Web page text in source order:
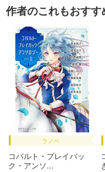
作者のこれもおすす
ラノベ
コバルト・プレイバッ
ク・アンソ...